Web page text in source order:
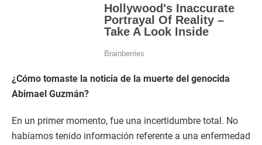
¿Cómo tomaste la noticia de la muerte del genocida
Abimael Guzmán?
En un primer momento, fue una incertidumbre total. No
habíamos tenido información referente a una enfermedad